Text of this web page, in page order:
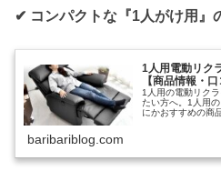
✔︎ コンパクトな『1人がけ用』
1人用電動リク
【商品情報・口
1人用の電動リク
たい方へ。1人用
にかおすすめの商
baribariblog.com